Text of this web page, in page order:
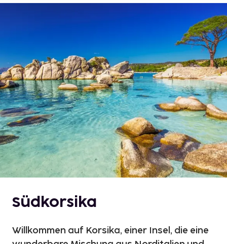
Südkorsika
Willkommen auf Korsika, einer Insel, die eine